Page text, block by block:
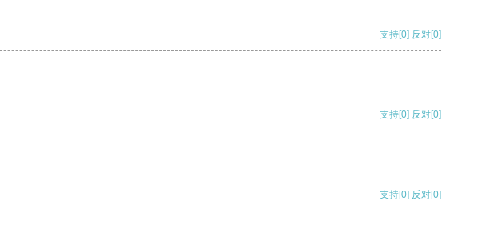
支持[0] 反对[0]
支持[0] 反对[0]
支持[0] 反对[0]